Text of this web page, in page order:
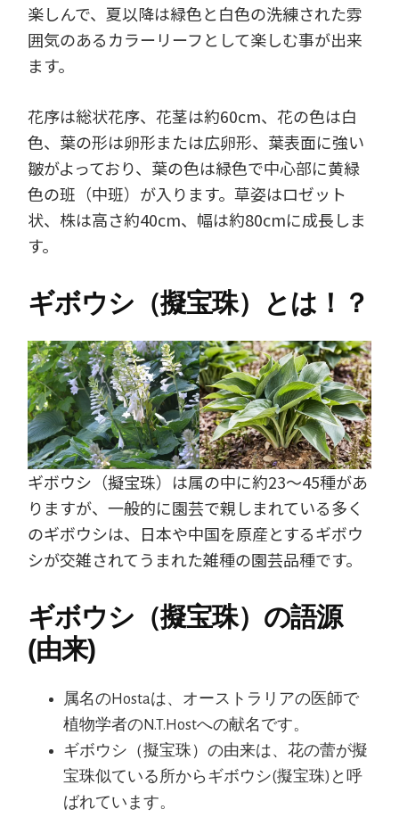
楽しんで、夏以降は緑色と白色の洗練された雰
囲気のあるカラーリーフとして楽しむ事が出来
ます。
花序は総状花序、花茎は約60cm、花の色は白
色、葉の形は卵形または広卵形、葉表面に強い
皺がよっており、葉の色は緑色で中心部に黄緑
色の班（中班）が入ります。草姿はロゼット
状、株は高さ約40cm、幅は約80cmに成長しま
す。
ギボウシ（擬宝珠）とは！？
ギボウシ（擬宝珠）は属の中に約23～45種があ
りますが、一般的に園芸で親しまれている多く
のギボウシは、日本や中国を原産とするギボウ
シが交雑されてうまれた雑種の園芸品種です。
ギボウシ（擬宝珠）の語源
(由来)
属名のHostaは、オーストラリアの医師で
植物学者のN.T.Hostへの献名です。
ギボウシ（擬宝珠）の由来は、花の蕾が擬
宝珠似ている所からギボウシ(擬宝珠)と呼
ばれています。